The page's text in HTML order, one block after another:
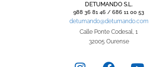
DETUMANDO S.L.
988 36 81 46 / 686 11 00 53
detumando@detumando.com
Calle Ponte Codesal, 1
32005 Ourense